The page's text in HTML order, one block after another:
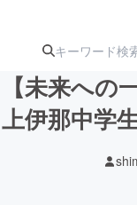
ターン
【未来への
上伊那中学